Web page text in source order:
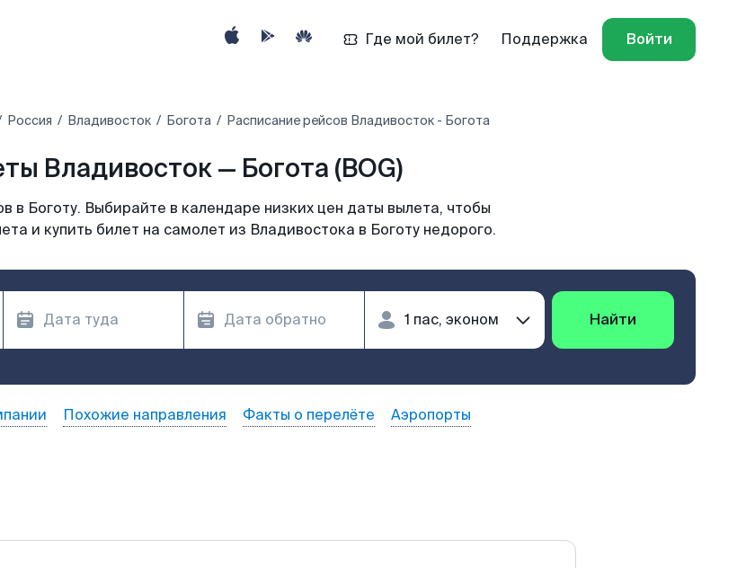
Где мой билет? Поддержка Войти
Россия Владивосток Богота Расписание рейсов Владивосток - Богота
Владивосток — Богота (BOG)
в Боготу. Выбирайте в календаре низких цен даты вылета, чтобы
и купить билет на самолет из Владивостока в Боготу недорого.
Найти
Похожие направления Факты о перелёте Аэропорты